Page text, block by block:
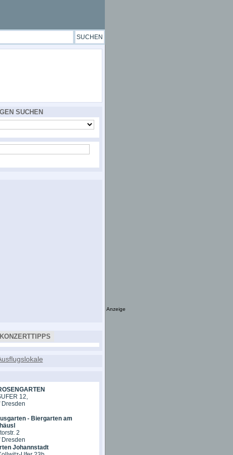
SUCHEN
KONZERTTIPPS
12,
Dresden
- Biergarten am
2
Dresden
Johannstadt
Anzeige